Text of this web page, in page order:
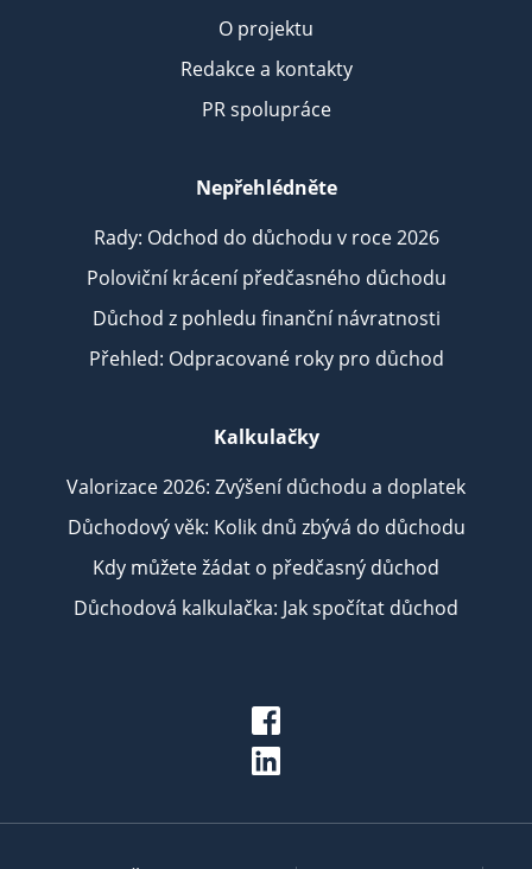
O projektu
Redakce a kontakty
PR spolupráce
Nepřehlédněte
Rady: Odchod do důchodu v roce 2026
Poloviční krácení předčasného důchodu
Důchod z pohledu finanční návratnosti
Přehled: Odpracované roky pro důchod
Kalkulačky
Valorizace 2026: Zvýšení důchodu a doplatek
Důchodový věk: Kolik dnů zbývá do důchodu
Kdy můžete žádat o předčasný důchod
Důchodová kalkulačka: Jak spočítat důchod